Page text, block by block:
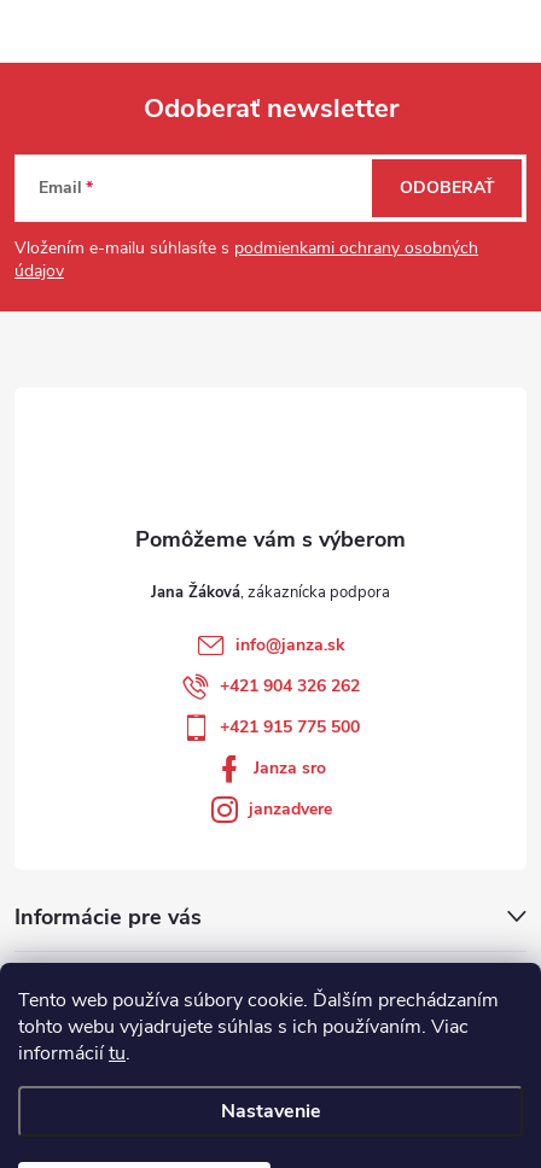
Tento web používa súbory cookie. Ďalším prechádzaním
tohto webu vyjadrujete súhlas s ich používaním. Viac
informáciítu.
Nastavenie
Zápätie
Odoberať newsletter
Email
Vložením e-mailu súhlasíte s podmienkami ochrany osobných
údajov
ODOBERAŤ
Informácie pre vás
Jana Žáková
info@janza.sk
+421 904 326 262
+421 915 775 500
Janza sro
janzadvere
Showroom